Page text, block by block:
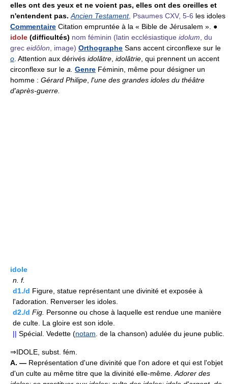
elles ont des yeux et ne voient pas, elles ont des oreilles et
n'entendent pas. Ancien Testament, Psaumes CXV, 5-6 les idoles
Commentaire Citation empruntée à la « Bible de Jérusalem ». ●
idole (difficultés) nom féminin (latin ecclésiastique idolum , du
grec eidôlon , image) Orthographe Sans accent circonflexe sur le
o . Attention aux dérivés idolâtre idolâtrie , qui prennent un accent
circonflexe sur le a. Genre Féminin, même pour désigner un
homme : Gérard Philipe l'une des grandes idoles du théâtre
d'après-guerre.
idole
n. f.
d1./d Figure, statue représentant une divinité et exposée à
l'adoration. Renverser les idoles.
d2./d Fig. Personne ou chose à laquelle est rendue une manière
de culte. La gloire est son idole.
|| Spécial. Vedette (notam . de la chanson) adulée du jeune public.
⇒IDOLE, subst. fém.
A. — Représentation d'une divinité que l'on adore et qui est l'objet
d'un culte au même titre que la divinité elle-même. Adorer des